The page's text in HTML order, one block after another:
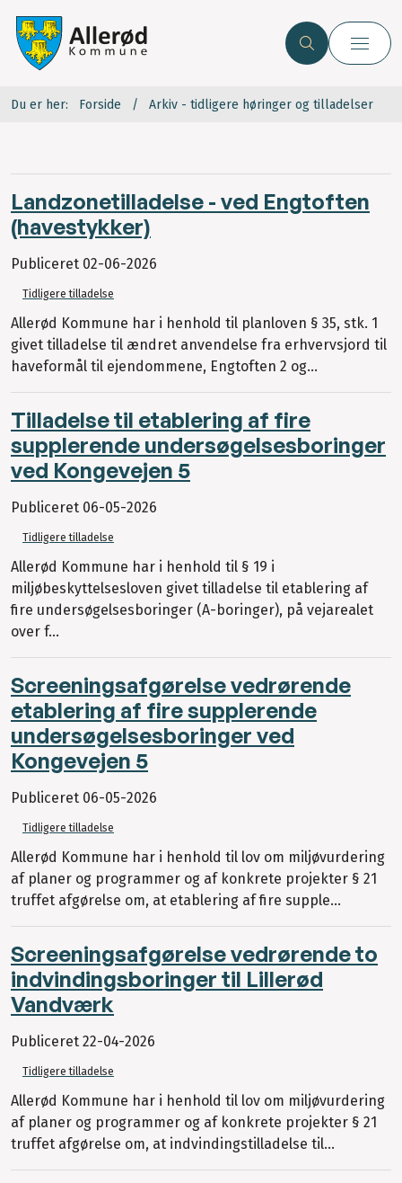
Du er her: Forside Arkiv - tidligere høringer og tilladelser
Landzonetilladelse - ved Engtoften
(havestykker)
Publiceret 02-06-2026
Tidligere tilladelse
Allerød Kommune har i henhold til planloven § 35, stk. 1
givet tilladelse til ændret anvendelse fra erhvervsjord til
haveformål til ejendommene, Engtoften 2 og...
Tilladelse til etablering af fire
supplerende undersøgelsesboringer
ved Kongevejen 5
Publiceret 06-05-2026
Tidligere tilladelse
Allerød Kommune har i henhold til § 19 i
miljøbeskyttelsesloven givet tilladelse til etablering af
fire undersøgelsesboringer (A-boringer), på vejarealet
over f...
Screeningsafgørelse vedrørende
etablering af fire supplerende
undersøgelsesboringer ved
Kongevejen 5
Publiceret 06-05-2026
Tidligere tilladelse
Allerød Kommune har i henhold til lov om miljøvurdering
af planer og programmer og af konkrete projekter § 21
truffet afgørelse om, at etablering af fire supple...
Screeningsafgørelse vedrørende to
indvindingsboringer til Lillerød
Vandværk
Publiceret 22-04-2026
Tidligere tilladelse
Allerød Kommune har i henhold til lov om miljøvurdering
af planer og programmer og af konkrete projekter § 21
truffet afgørelse om, at indvindingstilladelse til...